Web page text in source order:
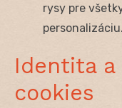
rysy pre
personalizáciu.
Identita a
cookies